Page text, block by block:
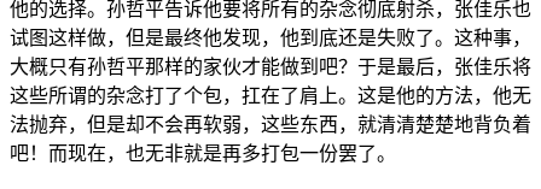
他的选择。孙哲平告诉他要将所有的杂念彻底射杀，张佳乐也
试图这样做，但是最终他发现，他到底还是失败了。这种事，
大概只有孙哲平那样的家伙才能做到吧？于是最后，张佳乐将
这些所谓的杂念打了个包，扛在了肩上。这是他的方法，他无
法抛弃，但是却不会再软弱，这些东西，就清清楚楚地背负着
吧！而现在，也无非就是再多打包一份罢了。